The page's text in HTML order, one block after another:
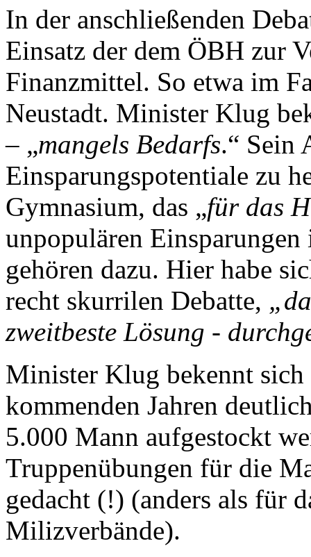
In der anschließenden
Einsatz der dem ÖBH zur
Finanzmittel. So etwa im
Neustadt. Minister Klug
– „mangels Bedarfs.“ Sein
Einsparungspotentiale zu
Gymnasium, das „für das
unpopulären
gehören dazu. Hier habe
recht skurrilen Debatte,
zweitbeste Lösung -
Minister Klug bekennt
kommenden Jahren
5.000 Mann aufgestockt
Truppenübungen für die
gedacht (!) (anders als für
Milizverbände).